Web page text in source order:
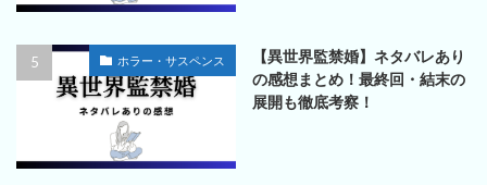
ホラー・サスペンス
【異世界監禁婚】ネタバレあり
の感想まとめ！最終回・結末の
展開も徹底考察！